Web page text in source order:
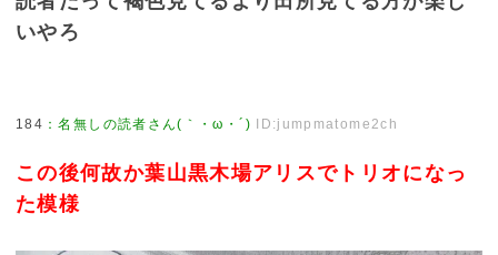
いやろ
184 ：名無しの読者さん(｀・ω・´) ID:jumpmatome2ch
この後何故か葉山黒木場アリスでトリオになっ
た模様